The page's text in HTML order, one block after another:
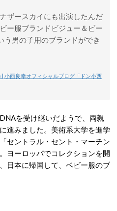
ザースカイにも出演したんだ
ー服ブランドビジュー＆ビー
う男の子用のブランドができ
小西良幸オフィシャルブログ「ドン小西
を受け継いだようで、両親
進みました。美術系大学を進学
セントラル・セント・マーチン
ヨーロッパでコレクションを開
日本に帰国して、ベビー服のブ